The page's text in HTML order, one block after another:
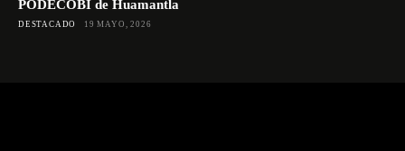
PODECOBI de Huamantla
DESTACADO 19 MAYO, 2026